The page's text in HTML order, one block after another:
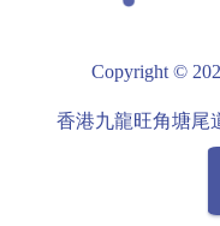
詳細 點擊這裡
房送餐車連保溫箱
Copyright ©
香港九龍旺角塘尾